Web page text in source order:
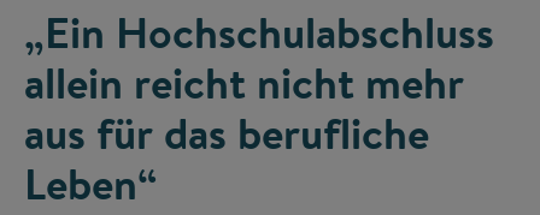
„Ein Hochschulabschluss
allein reicht nicht mehr
aus für das berufliche
Leben“